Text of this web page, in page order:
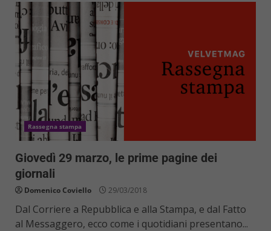
Rassegna stampa
Giovedì 29 marzo, le prime pagine dei
giornali
Domenico Coviello 29/03/2018
Dal Corriere a Repubblica e alla Stampa, e dal Fatto
al Messaggero, ecco come i quotidiani presentano...